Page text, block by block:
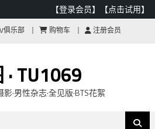
【登录会员】 【点击试用】
俱乐部 购物车 注册会员
TU1069
影·男性杂志·全见版·BTS花絮